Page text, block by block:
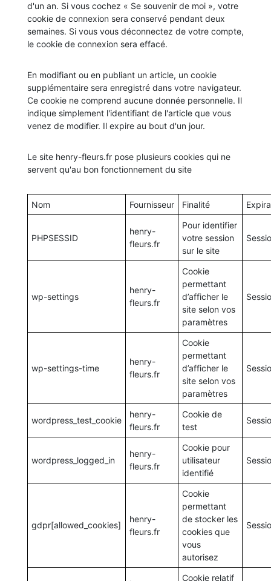
d'un an. Si vous cochez « Se souvenir de moi », votre
cookie de connexion sera conservé pendant deux
semaines. Si vous vous déconnectez de votre compte,
le cookie de connexion sera effacé.
En modifiant ou en publiant un article, un cookie
supplémentaire sera enregistré dans votre navigateur.
Ce cookie ne comprend aucune donnée personnelle. Il
indique simplement l'identifiant de l'article que vous
venez de modifier. Il expire au bout d'un jour.
Le site henry-fleurs.fr pose plusieurs cookies qui ne
servent qu'au bon fonctionnement du site
Nom Fournisseur Finalité
PHPSESSID
henry-
fleurs.fr
Pour identifier
votre session
sur le site
wp-settings
henry-
fleurs.fr
Cookie
permettant
d’afficher le
site selon vos
paramètres
wp-settings-time
henry-
fleurs.fr
Cookie
permettant
d’afficher le
site selon vos
paramètres
wordpress_test_cookie
henry-
fleurs.fr
Cookie de
test
wordpress_logged_in
henry-
fleurs.fr
Cookie pour
utilisateur
identifié
gdpr[allowed_cookies]
henry-
fleurs.fr
Cookie
permettant
de stocker les
cookies que
vous
autorisez
Cookie relatif